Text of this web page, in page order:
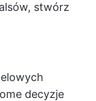
stwórz
decyzje